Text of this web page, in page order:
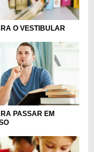
O VESTIBULAR
PASSAR EM